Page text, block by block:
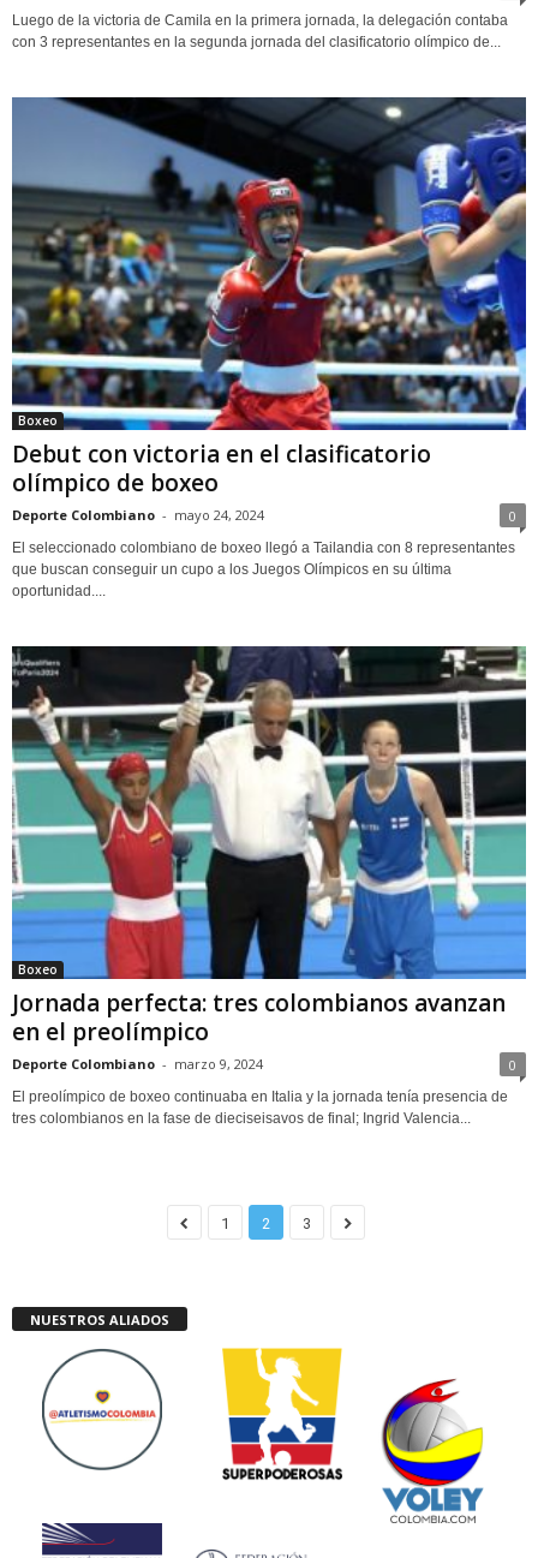
Luego de la victoria de Camila en la primera jornada, la delegación contaba
con 3 representantes en la segunda jornada del clasificatorio olímpico de...
Boxeo
Debut con victoria en el clasificatorio
olímpico de boxeo
Deporte Colombiano - mayo 24, 2024 0
El seleccionado colombiano de boxeo llegó a Tailandia con 8 representantes
que buscan conseguir un cupo a los Juegos Olímpicos en su última
oportunidad....
Boxeo
Jornada perfecta: tres colombianos avanzan
en el preolímpico
Deporte Colombiano - marzo 9, 2024 0
El preolímpico de boxeo continuaba en Italia y la jornada tenía presencia de
tres colombianos en la fase de dieciseisavos de final; Ingrid Valencia...
1 2 3
NUESTROS ALIADOS